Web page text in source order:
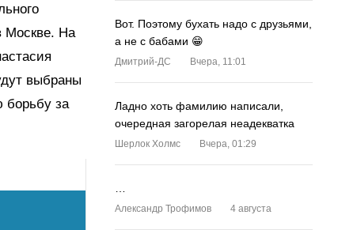
Москве. На
выбраны
борьбу за
Вот. Поэтому бухать надо с друзьями,
а не с бабами 😁
Дмитрий-ДС Вчера, 11:01
Ладно хоть фамилию написали,
очередная загорелая неадекватка
Шерлок Холмс Вчера, 01:29
Александр Трофимов 4 августа